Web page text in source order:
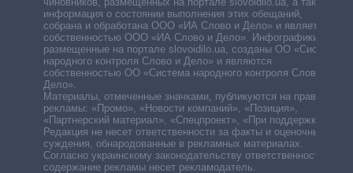
информация о состоянии выполнения этих обещаний,
собрана и обработана ООО «ИА Слово и Дело» и является
собственностью ООО «ИА Слово и Дело». Инфографики,
размещенные на портале slovoidilo.ua, созданы ОО «Система
народного контроля Слово и Дело» и являются
собственностью ОО «Система народного контроля Слово и
Дело».
Материалы, отмеченные значками, публикуются на правах
рекламы: «Промо», «Новости компаний», «Позиция»,
«Партнерский материал», «Спецпроект», «При поддержке».
Редакция не несет ответственности за факты и оценочные
суждения, обнародованные в рекламных материалах.
Согласно украинскому законодательству ответственность за
содержание рекламы несет рекламодатель.